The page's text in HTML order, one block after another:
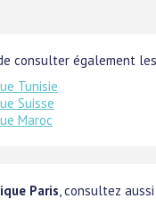
consulter également
Tunisie
Suisse
Maroc
Paris, consultez